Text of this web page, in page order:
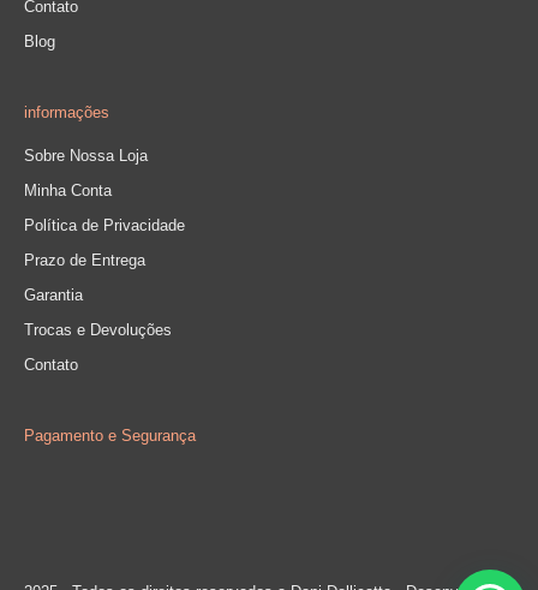
Contato
Blog
informações
Sobre Nossa Loja
Minha Conta
Política de Privacidade
Prazo de Entrega
Garantia
Trocas e Devoluções
Contato
Pagamento e Segurança